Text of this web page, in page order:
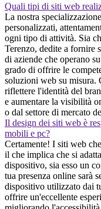
Quali tipi di siti web
La nostra
personalizzati,
ogni tipo di attività. Sia
Terenzo, dedite a fornire
di aziende che operano
grado di offrire le
soluzioni web su misura.
riflettere l'identità del
e aumentare la visibilità
o dal settore di mercato
Il design dei siti web è
mobili e pc?
Certamente! I siti web
il che implica che si
dispositivo, sia esso un
tua presenza online sarà
dispositivo utilizzato dai
offrire un'eccellente